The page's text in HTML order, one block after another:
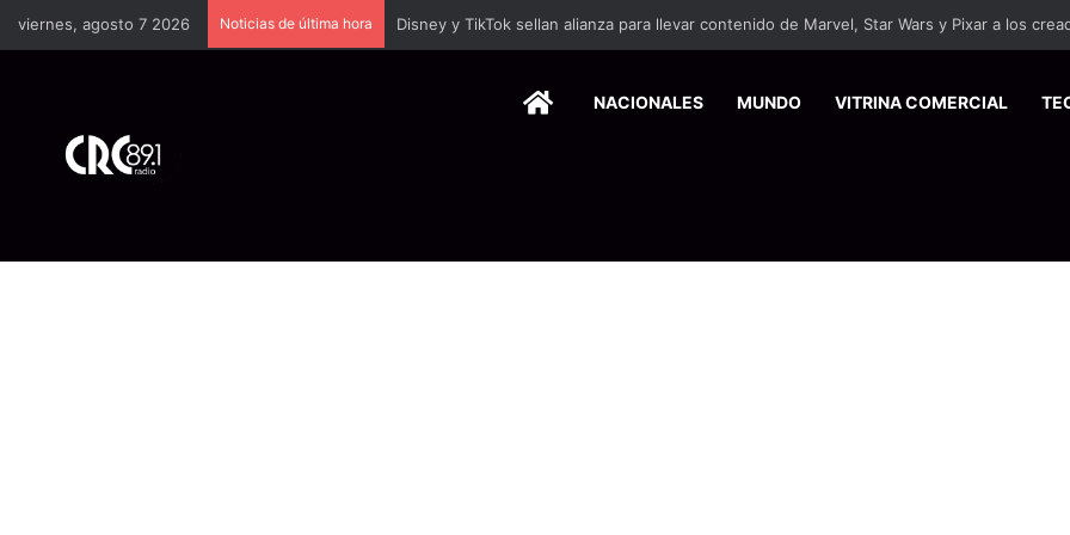
viernes, agosto 7 2026 Noticias de última hora TSE llevará a universitarios herramientas para enfrentar la desinformación en redes
HOMENACIONALES MUNDO VITRINA COMERCIAL